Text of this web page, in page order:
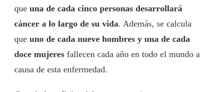
que una de cada cinco personas desarrollará
cáncer a lo largo de su vida. Además, se calcula
que uno de cada nueve hombres y una de cada
doce mujeres fallecen cada año en todo el mundo a
causa de esta enfermedad.